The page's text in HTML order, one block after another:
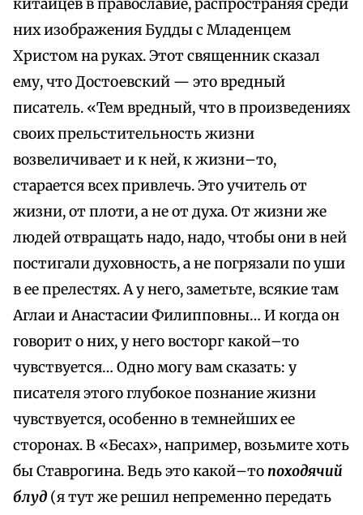
китайцев в православие, распространяя среди
них изображения Будды с Младенцем
Христом на руках. Этот священник сказал
ему, что Достоевский — это вредный
писатель. «Тем вредный, что в произведениях
своих прельстительность жизни
возвеличивает и к ней, к жизни–то,
старается всех привлечь. Это учитель от
жизни, от плоти, а не от духа. От жизни же
людей отвращать надо, надо, чтобы они в ней
постигали духовность, а не погрязали по уши
в ее прелестях. А у него, заметьте, всякие там
Аглаи и Анастасии Филипповны… И когда он
говорит о них, у него восторг какой–то
чувствуется… Одно могу вам сказать: у
писателя этого глубокое познание жизни
чувствуется, особенно в темнейших ее
сторонах. В «Бесах», например, возьмите хоть
бы Ставрогина. Ведь это какой–топоходячий
блуд (я тут же решил непременно передать